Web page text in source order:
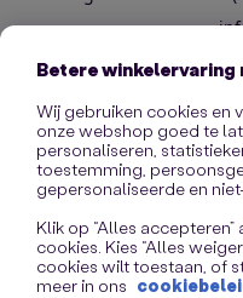
Betere winkelervaring
Wij gebruiken cookies en
onze webshop goed te
personaliseren,
toestemming,
gepersonaliseerde en
Klik op “Alles
cookies. Kies “Alles
cookies wilt toestaan, of
meer in ons